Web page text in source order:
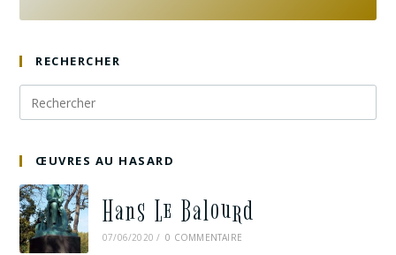
RECHERCHER
ŒUVRES AU HASARD
Hans Le Balourd
07/06/2020 / 0 COMMENTAIRE